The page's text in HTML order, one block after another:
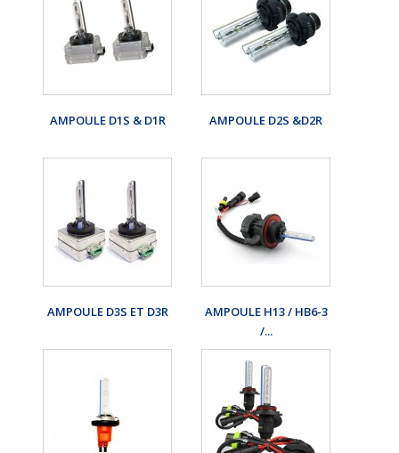
AMPOULE D1S & D1R AMPOULE D2S &D2R
AMPOULE D3S ET D3R
AMPOULE H13 / HB6-3
/...